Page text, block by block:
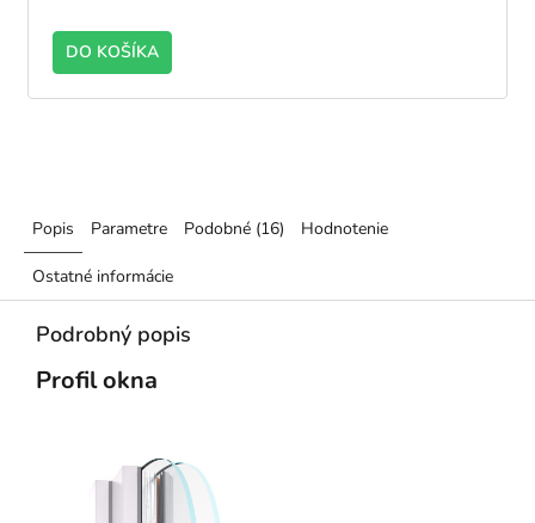
DO KOŠÍKA
Popis Parametre Podobné (16) Hodnotenie
Ostatné informácie
Podrobný popis
Profil okna